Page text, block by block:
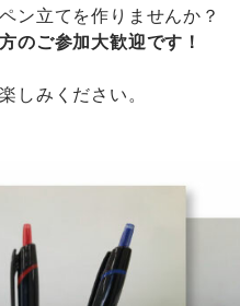
ン立てを作りませんか？
のご参加大歓迎です！
しみください。